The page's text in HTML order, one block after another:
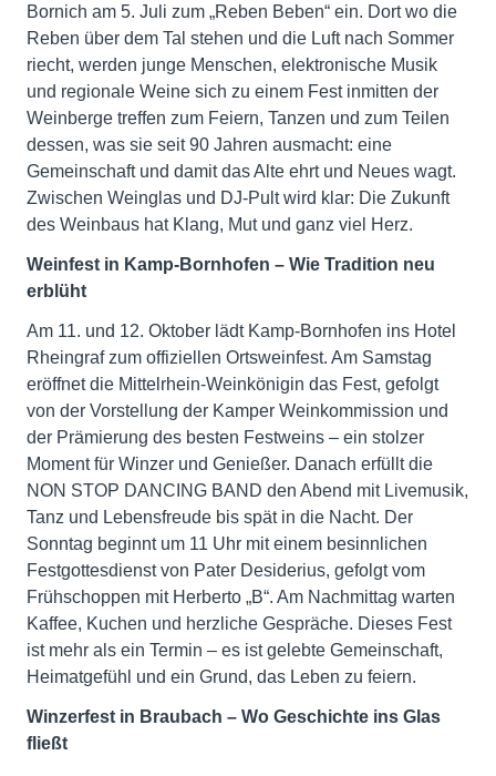
Bornich am 5. Juli zum „Reben Beben“ ein. Dort wo die
Reben über dem Tal stehen und die Luft nach Sommer
riecht, werden junge Menschen, elektronische Musik
und regionale Weine sich zu einem Fest inmitten der
Weinberge treffen zum Feiern, Tanzen und zum Teilen
dessen, was sie seit 90 Jahren ausmacht: eine
Gemeinschaft und damit das Alte ehrt und Neues wagt.
Zwischen Weinglas und DJ-Pult wird klar: Die Zukunft
des Weinbaus hat Klang, Mut und ganz viel Herz.
Weinfest in Kamp-Bornhofen – Wie Tradition neu
erblüht
Am 11. und 12. Oktober lädt Kamp-Bornhofen ins Hotel
Rheingraf zum offiziellen Ortsweinfest. Am Samstag
eröffnet die Mittelrhein-Weinkönigin das Fest, gefolgt
von der Vorstellung der Kamper Weinkommission und
der Prämierung des besten Festweins – ein stolzer
Moment für Winzer und Genießer. Danach erfüllt die
NON STOP DANCING BAND den Abend mit Livemusik,
Tanz und Lebensfreude bis spät in die Nacht. Der
Sonntag beginnt um 11 Uhr mit einem besinnlichen
Festgottesdienst von Pater Desiderius, gefolgt vom
Frühschoppen mit Herberto „B“. Am Nachmittag warten
Kaffee, Kuchen und herzliche Gespräche. Dieses Fest
ist mehr als ein Termin – es ist gelebte Gemeinschaft,
Heimatgefühl und ein Grund, das Leben zu feiern.
Winzerfest in Braubach – Wo Geschichte ins Glas
fließt